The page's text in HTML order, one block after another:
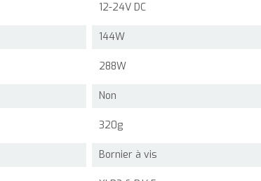
12-24V DC
144W
288W
Non
320g
Bornier à vis